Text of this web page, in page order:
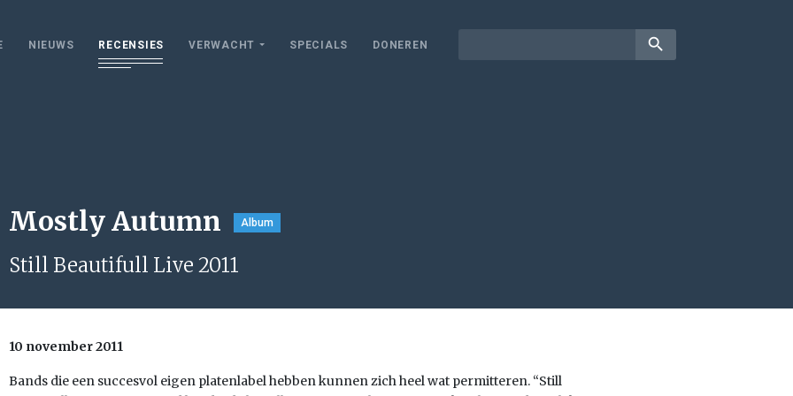
NIEUWS RECENSIES VERWACHT SPECIALS DONEREN search
Mostly Autumn Album
Still Beautifull Live 2011
10 november 2011
Bands die een succesvol eigen platenlabel hebben kunnen zich heel wat permitteren. “Still